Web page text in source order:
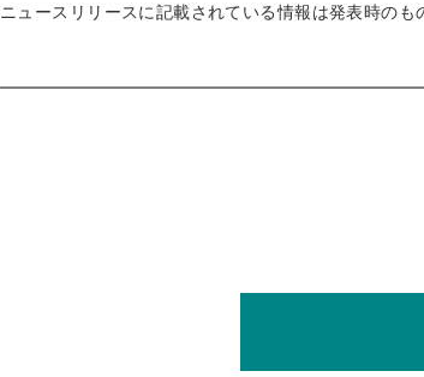
ニュースリリースに記載されている情報は発表時の